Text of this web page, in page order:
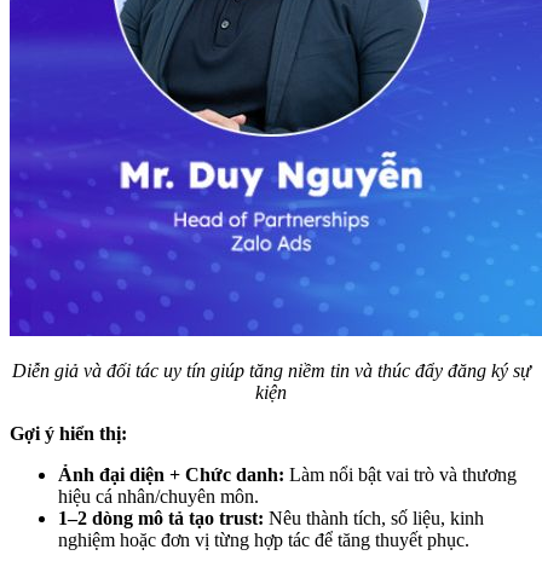
Diễn giả và đối tác uy tín giúp tăng niềm tin và thúc đẩy đăng ký sự
kiện
Gợi ý hiển thị:
Ảnh đại diện + Chức danh: Làm nổi bật vai trò và thương
hiệu cá nhân/chuyên môn.
1–2 dòng mô tả tạo trust: Nêu thành tích, số liệu, kinh
nghiệm hoặc đơn vị từng hợp tác để tăng thuyết phục.